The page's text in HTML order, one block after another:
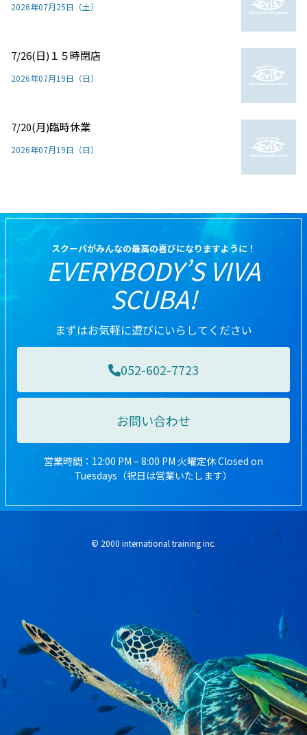
2026年07月25日（土）
7/26(日)１５時閉店
2026年07月19日（日）
7/20(月)臨時休業
2026年07月19日（日）
スクーバがみんなの最高の喜びになりますように！
EVERYBODY’S VIVA
SCUBA!
まずはお気軽に遊びにいらしてください
052-602-7723
お問い合わせ
営業時間：12:00 PM – 8:00 PM 火曜定休 Closed on
Tuesdays（祝日は営業いたします）
© 2000 international training inc.